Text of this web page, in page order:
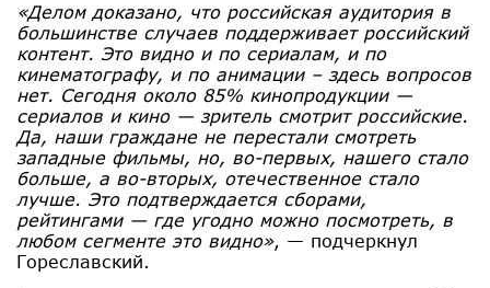
«Делом доказано, что российская аудитория в
большинстве случаев поддерживает российский
контент. Это видно и по сериалам, и по
кинематографу, и по анимации – здесь вопросов
нет. Сегодня около 85% кинопродукции —
сериалов и кино — зритель смотрит российские.
Да, наши граждане не перестали смотреть
западные фильмы, но, во-первых, нашего стало
больше, а во-вторых, отечественное стало
лучше. Это подтверждается сборами,
рейтингами — где угодно можно посмотреть, в
любом сегменте это видно», — подчеркнул
Гореславский.